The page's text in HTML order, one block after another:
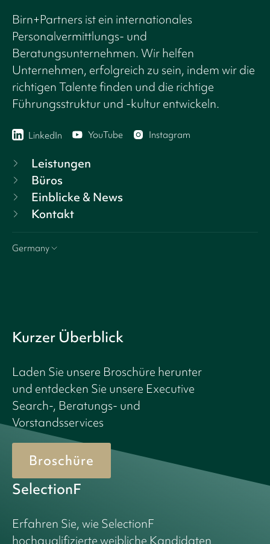
Birn+Partners ist ein internationales
Personalvermittlungs- und
Beratungsunternehmen. Wir helfen
Unternehmen, erfolgreich zu sein, indem wir die
richtigen Talente finden und die richtige
Führungsstruktur und -kultur entwickeln.
LinkedIn YouTube Instagram
Leistungen
Büros
Einblicke & News
Kontakt
Germany
Kurzer Überblick
Laden Sie unsere Broschüre herunter
und entdecken Sie unsere Executive
Search-, Beratungs- und
Vorstandsservices
Broschüre
SelectionF
Erfahren Sie, wie SelectionF
hochqualifizierte weibliche Kandidaten